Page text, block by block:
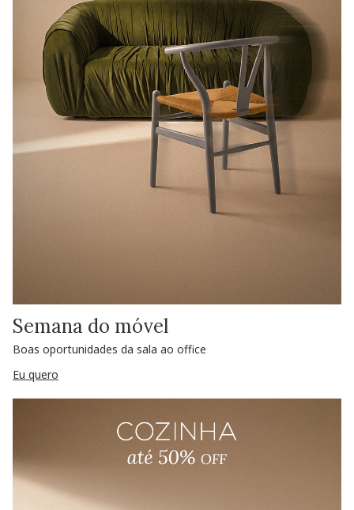
Semana do móvel
Boas oportunidades da sala ao office
Eu quero